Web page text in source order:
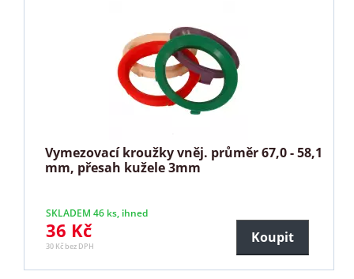
Vymezovací kroužky vněj. průměr 67,0 - 58,1
mm, přesah kužele 3mm
SKLADEM 46 ks, ihned
36 Kč
30 Kč bez DPH
Koupit